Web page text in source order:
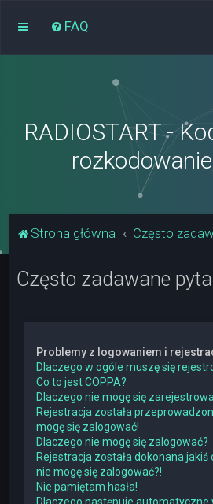
FAQ
RADIOSTART -
Strona główna Często
Często zadawane
Problemy z logowaniem i
Dlaczego w ogóle muszę się
Co to jest COPPA?
Dlaczego nie mogę się
Rejestracja została
mogę się zalogować!
Dlaczego nie mogę się zalogować?
Rejestracja została dokonana
nie mogę się zalogować?!
Nie pamiętam hasła!